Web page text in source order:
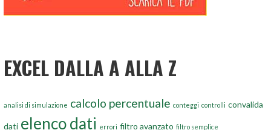
EXCEL DALLA A ALLA Z
analisi di simulazione calcolo percentuale conteggi controlli convalida
dati elenco dati errori filtro avanzato filtro semplice